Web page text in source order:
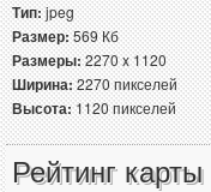
Тип:jpeg
Размер:569 Кб
Размеры:2270 x 1120
Ширина:2270 пикселей
Высота:1120 пикселей
Рейтинг карты